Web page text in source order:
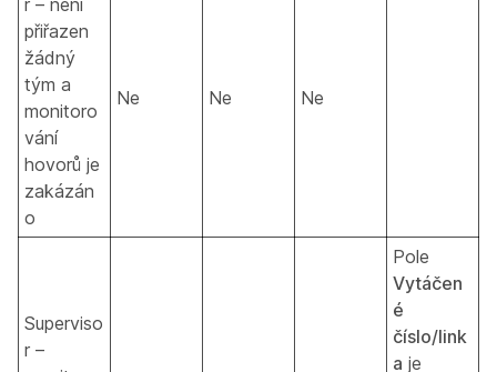
r – není
přiřazen
žádný
tým a
monitoro
vání
hovorů je
zakázán
o
Ne Ne Ne
Superviso
r –
Pole
Vytáčen
é
číslo/link
a je